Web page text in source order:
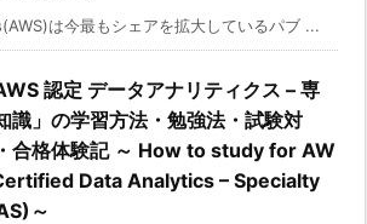
は今最もシェアを拡大しているパブ ...
認定 データアナリティクス – 専
識」の学習方法・勉強法・試験対
合格体験記 ～ How to study for AW
Data Analytics – Specialty
～